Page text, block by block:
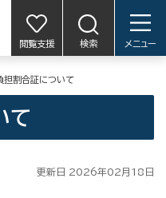
閲覧支援 検索 メニュー
担割合証について
て
更新日 2026年02月18日